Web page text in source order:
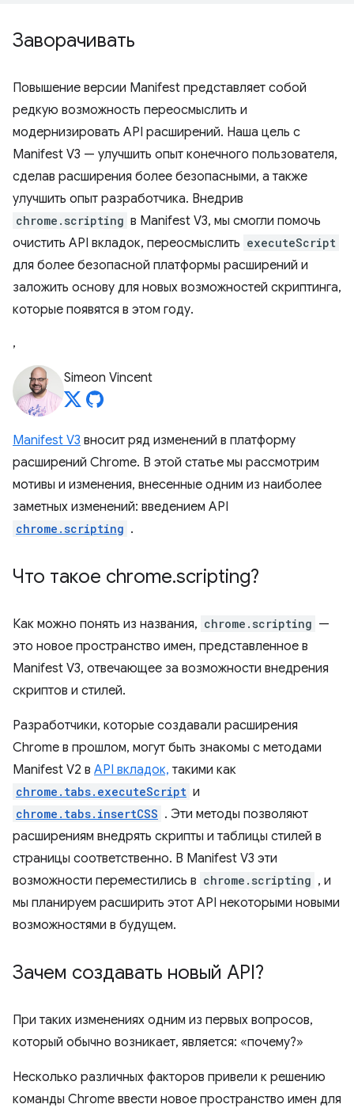
Заворачивать
Повышение версии Manifest представляет собой
редкую возможность переосмыслить и
модернизировать API расширений. Наша цель с
Manifest V3 — улучшить опыт конечного пользователя,
сделав расширения более безопасными, а также
улучшить опыт разработчика. Внедрив
chrome.scripting в Manifest V3, мы смогли помочь
очистить API вкладок, переосмыслить executeScript
для более безопасной платформы расширений и
заложить основу для новых возможностей скриптинга,
которые появятся в этом году.
,
Simeon Vincent
Manifest V3 вносит ряд изменений в платформу
расширений Chrome. В этой статье мы рассмотрим
мотивы и изменения, внесенные одним из наиболее
заметных изменений: введением API
chrome.scripting .
Что такое chrome.scripting?
Как можно понять из названия, chrome.scripting —
это новое пространство имен, представленное в
Manifest V3, отвечающее за возможности внедрения
скриптов и стилей.
Разработчики, которые создавали расширения
Chrome в прошлом, могут быть знакомы с методами
Manifest V2 в API вкладок, такими как
chrome.tabs.executeScript и
chrome.tabs.insertCSS . Эти методы позволяют
расширениям внедрять скрипты и таблицы стилей в
страницы соответственно. В Manifest V3 эти
возможности переместились в chrome.scripting , и
мы планируем расширить этот API некоторыми новыми
возможностями в будущем.
Зачем создавать новый API?
При таких изменениях одним из первых вопросов,
который обычно возникает, является: «почему?»
Несколько различных факторов привели к решению
команды Chrome ввести новое пространство имен для